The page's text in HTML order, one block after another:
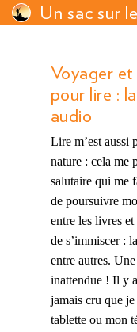
Un sac sur
Voyager
pour lire :
audio
Lire m’est aussi
nature : cela me
salutaire qui me
de poursuivre
entre les livres
de s’immiscer :
entre autres.
inattendue ! Il y
jamais cru que
tablette ou mon